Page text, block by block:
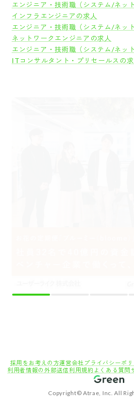
エンジニア・技術職（システム/ネッ
インフラエンジニアの求人
エンジニア・技術職（システム/ネッ
ネットワークエンジニアの求人
エンジニア・技術職（システム/ネッ
ITコンサルタント・プリセールスの求